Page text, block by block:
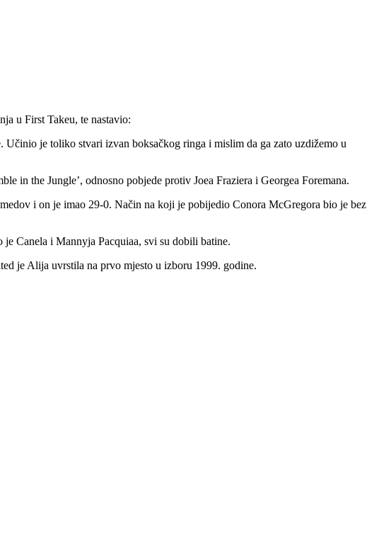
u First Takeu, te nastavio:
Učinio je toliko stvari izvan boksačkog ringa i mislim da ga zato uzdižemo u
in the Jungle’, odnosno pobjede protiv Joea Fraziera i Georgea Foremana.
i on je imao 29-0. Način na koji je pobijedio Conora McGregora bio je bez
Canela i Mannyja Pacquiaa, svi su dobili batine.
je Alija uvrstila na prvo mjesto u izboru 1999. godine.